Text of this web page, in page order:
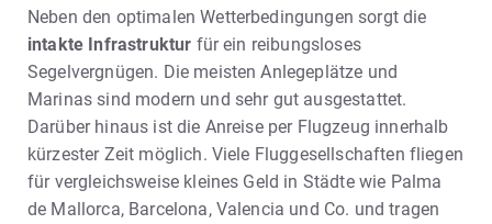
Neben den optimalen Wetterbedingungen sorgt die
intakte Infrastruktur für ein reibungsloses
Segelvergnügen. Die meisten Anlegeplätze und
Marinas sind modern und sehr gut ausgestattet.
Darüber hinaus ist die Anreise per Flugzeug innerhalb
kürzester Zeit möglich. Viele Fluggesellschaften fliegen
für vergleichsweise kleines Geld in Städte wie Palma
de Mallorca, Barcelona, Valencia und Co. und tragen